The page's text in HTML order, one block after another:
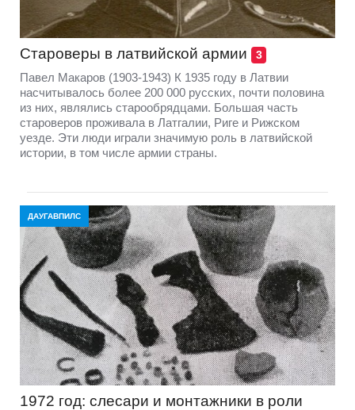
Староверы в латвийской армии 3
Павел Макаров (1903-1943) К 1935 году в Латвии
насчитывалось более 200 000 русских, почти половина
из них, являлись старообрядцами. Большая часть
староверов проживала в Латгалии, Риге и Рижском
уезде. Эти люди играли значимую роль в латвийской
истории, в том числе армии страны.
ДАУГАВПИЛС
1972 год: слесари и монтажники в роли